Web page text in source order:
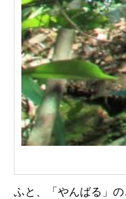
ふと、「やんばる」